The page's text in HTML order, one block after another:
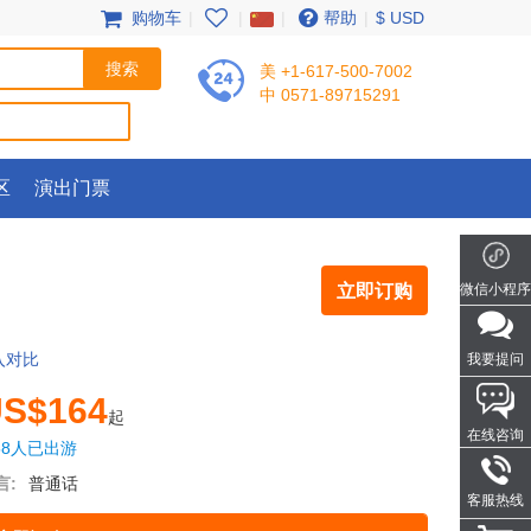
购物车 帮助 $ USD
美 +1-617-500-7002
中 0571-89715291
演出门票
立即订购
对比
起
人已出游
:
普通话
微信小程序
我要提问
在线咨询
客服热线